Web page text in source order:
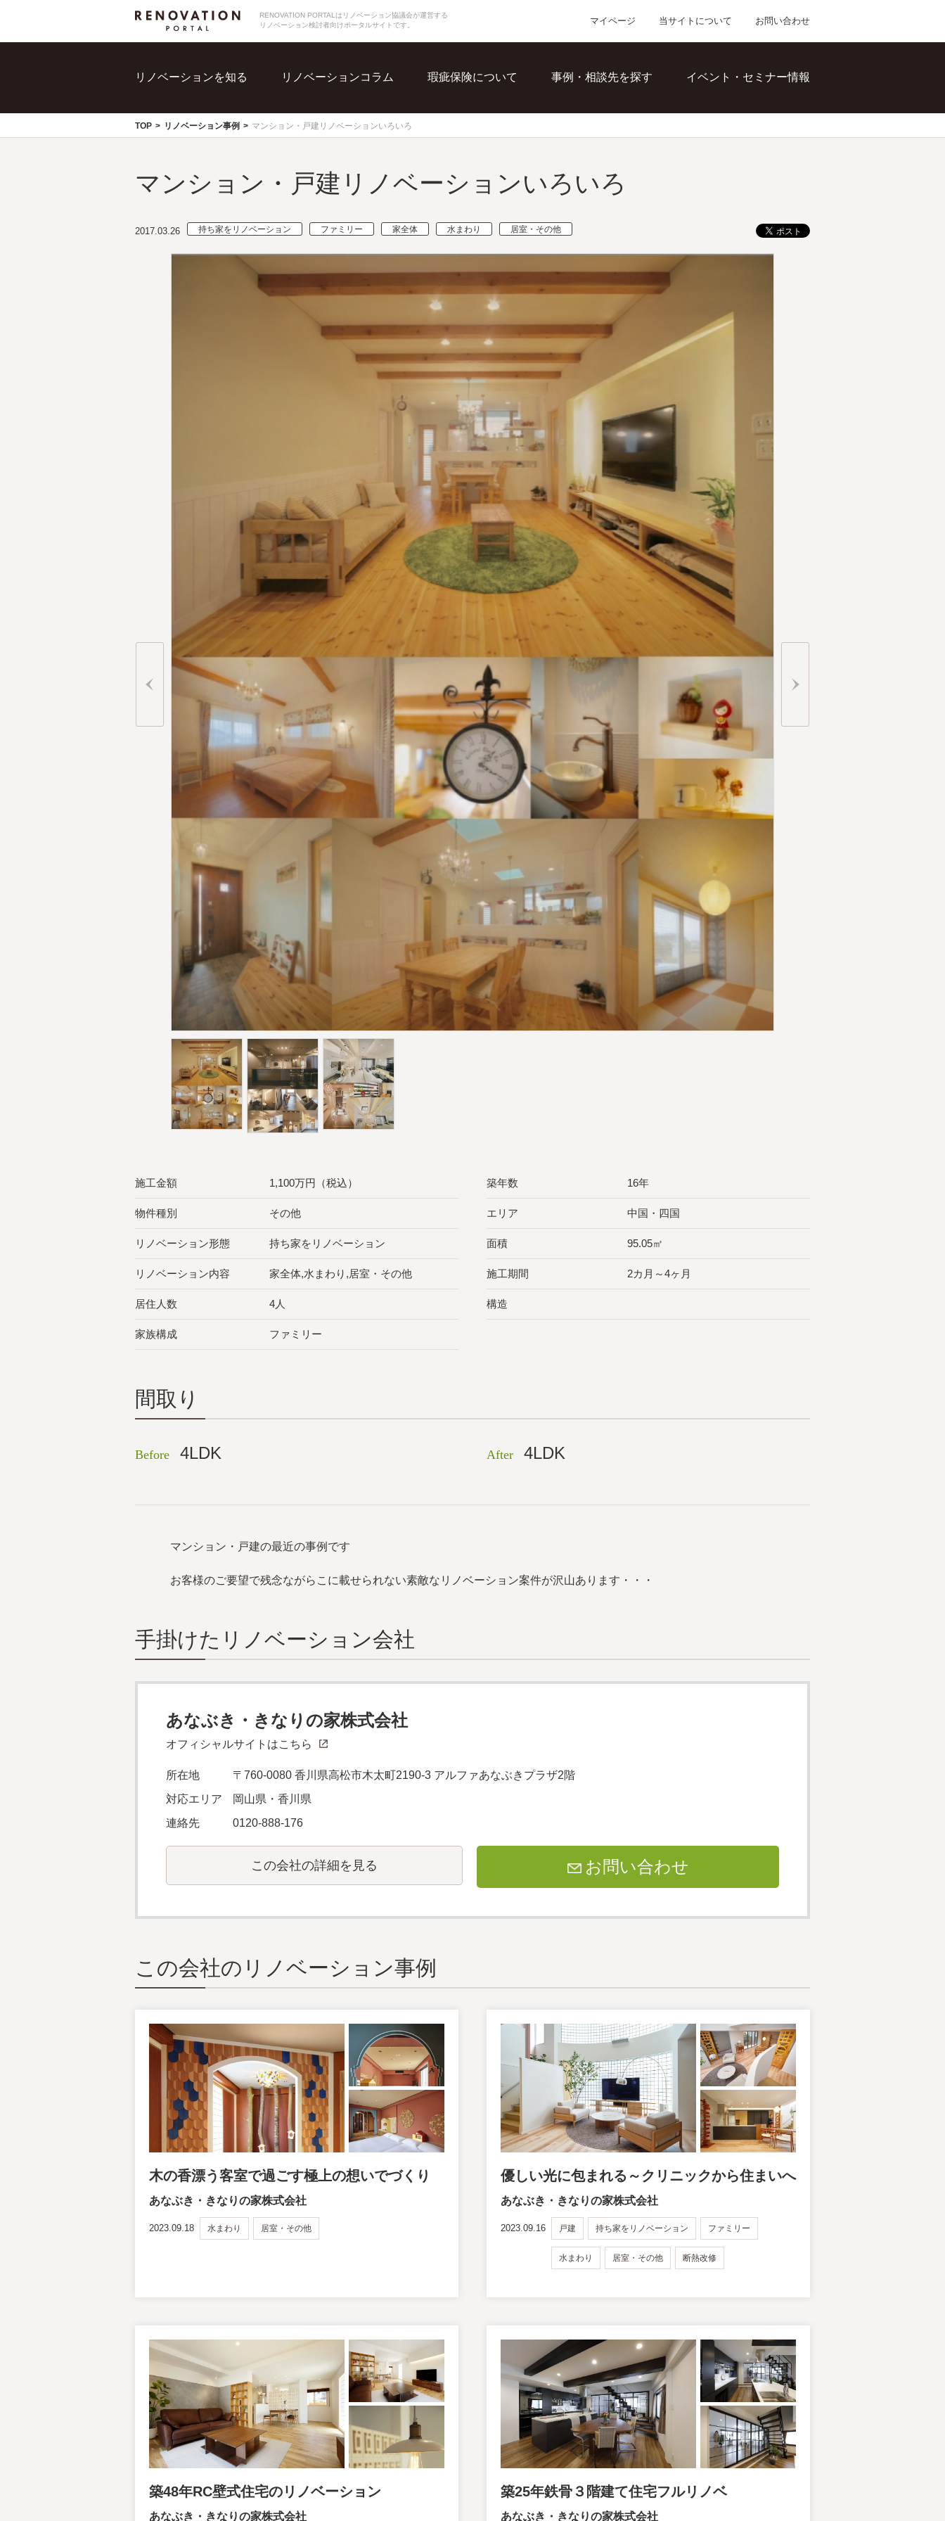
RENOVATION PORTALはリノベーション協議会が運営する
リノベーション検討者向けポータルサイトです。
マイページ 当サイトについて お問い合わせ
リノベーションを知る リノベーションコラム 瑕疵保険について 事例・相談先を探す イベント・セミナー情報
TOP リノベーション事例 マンション・戸建リノベーションいろいろ
マンション・戸建リノベーションいろいろ
2017.03.26 持ち家をリノベーション ファミリー 家全体 水まわり 居室・その他
施工金額 1,100万円（税込）
物件種別 その他
リノベーション形態 持ち家をリノベーション
リノベーション内容 家全体,水まわり,居室・その他
居住人数 4人
家族構成 ファミリー
築年数 16年
エリア 中国・四国
面積 95.05㎡
施工期間 2カ月～4ヶ月
構造
間取り
Before 4LDK After 4LDK
マンション・戸建の最近の事例です
お客様のご要望で残念ながらこに載せられない素敵なリノベーション案件が沢山あります・・・
⼿掛けたリノベーション会社
あなぶき・きなりの家株式会社
オフィシャルサイトはこちら
所在地
〒760-0080 香川県高松市木太町2190-3 アルファあなぶきプラザ2階
対応エリア
岡山県・香川県
連絡先
0120-888-176
この会社の詳細を見る お問い合わせ
この会社のリノベーション事例
木の香漂う客室で過ごす極上の想いでづくり
あなぶき・きなりの家株式会社
2023.09.18 水まわり 居室・その他
優しい光に包まれる～クリニックから住まいへ
あなぶき・きなりの家株式会社
2023.09.16 戸建 持ち家をリノベーション ファミリー
水まわり 居室・その他 断熱改修
築48年RC壁式住宅のリノベーション
あなぶき・きなりの家株式会社
築25年鉄骨３階建て住宅フルリノベ
あなぶき・きなりの家株式会社